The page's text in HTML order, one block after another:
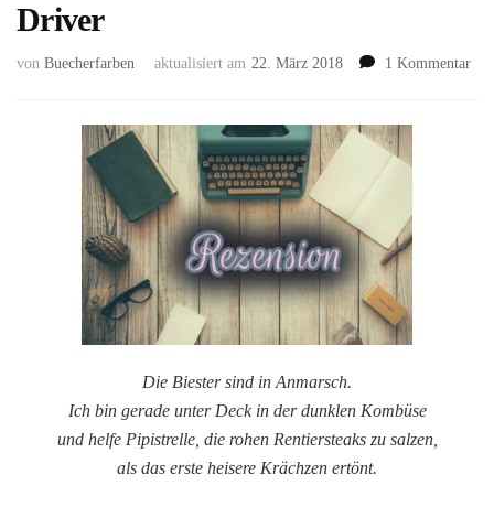
Driver
von Buecherfarben aktualisiert am 22. März 2018 1 Kommentarzu
Die Biester sind in Anmarsch.
Ich bin gerade unter Deck in der dunklen Kombüse
und helfe Pipistrelle, die rohen Rentiersteaks zu salzen,
als das erste heisere Krächzen ertönt.